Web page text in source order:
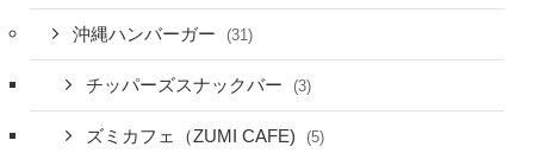
沖縄ハンバーガー (31)
チッパーズスナックバー (3)
ズミカフェ（ZUMI CAFE) (5)